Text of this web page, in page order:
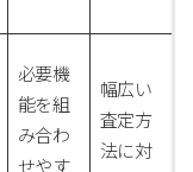
必要機
能を組
み合わ
せやす
幅広い
査定方
法に対